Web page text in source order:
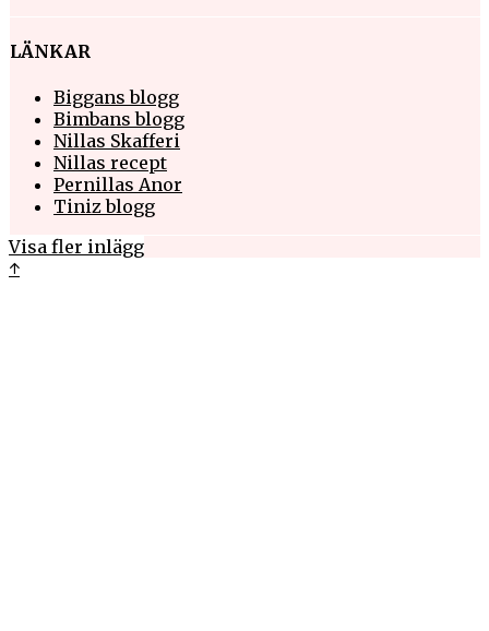
LÄNKAR
Biggans blogg
Bimbans blogg
Nillas Skafferi
Nillas recept
Pernillas Anor
Tiniz blogg
Visa fler inlägg
↑